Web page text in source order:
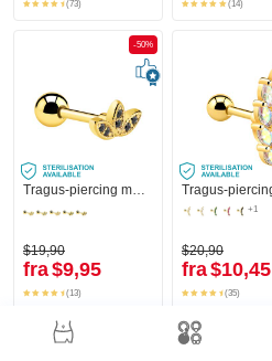
(73) (14)
-50%
$19,90
fra$9,95
(13)
+1
$20,90
fra$10,45
(35)